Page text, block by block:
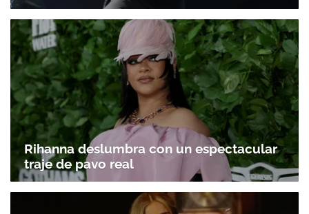
Rihanna deslumbra con un espectacular
traje de pavo real